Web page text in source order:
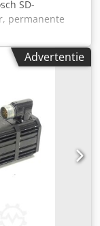
SD-
permanente
gebruikssporen,
foto's, LET OP:
LET
dienen apart
Advertentie